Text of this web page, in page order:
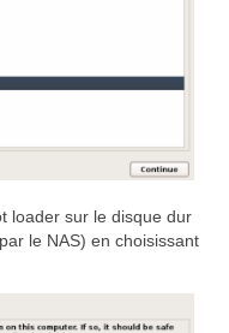
loader sur le disque dur
le NAS) en choisissant